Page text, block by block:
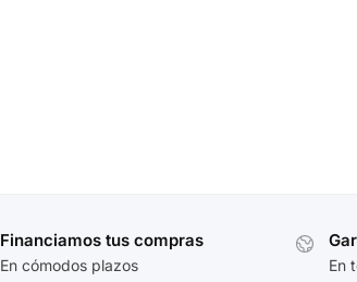
Financiamos tus compras
En cómodos plazos En